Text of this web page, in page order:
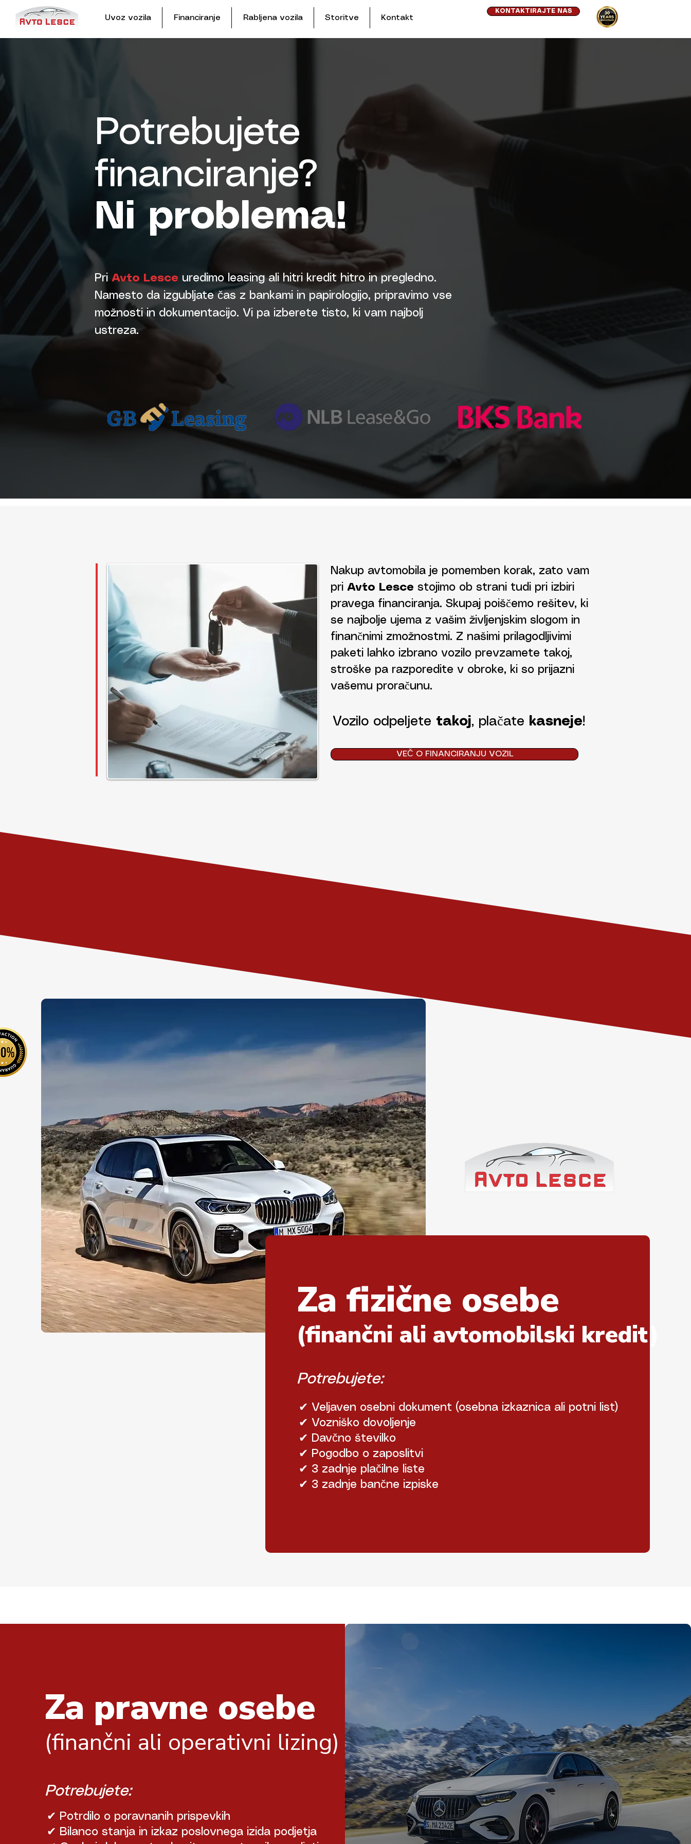
Uvoz vozila Financiranje Rabljena vozila Storitve Kontakt
KONTAKTIRAJTE NAS
Potrebujete
financiranje?
Ni problema!
Pri Avto Lesce uredimo leasing ali hitri kredit hitro in pregledno.
Namesto da izgubljate čas z bankami in papirologijo, pripravimo vse
možnosti in dokumentacijo. Vi pa izberete tisto, ki vam najbolj
ustreza.
Nakup avtomobila je pomemben korak, zato vam
pri Avto Lesce stojimo ob strani tudi pri izbiri
pravega financiranja. Skupaj poiščemo rešitev, ki
se najbolje ujema z vašim življenjskim slogom in
finančnimi zmožnostmi. Z našimi prilagodljivimi
paketi lahko izbrano vozilo prevzamete takoj,
stroške pa razporedite v obroke, ki so prijazni
vašemu proračunu.
Vozilo odpeljete takoj, plačate kasneje!
VEČ O FINANCIRANJU VOZIL
Za fizične osebe
(finančni ali avtomobilski kredit)
Potrebujete:
✔ Veljaven osebni dokument (osebna izkaznica ali potni list)
✔ Vozniško dovoljenje
✔ Davčno številko
✔ Pogodbo o zaposlitvi
✔ 3 zadnje plačilne liste
✔ 3 zadnje bančne izpiske
Za pravne osebe
(finančni ali operativni lizing)
Potrebujete:
✔ Potrdilo o poravnanih prispevkih
✔ Bilanco stanja in izkaz poslovnega izida podjetja